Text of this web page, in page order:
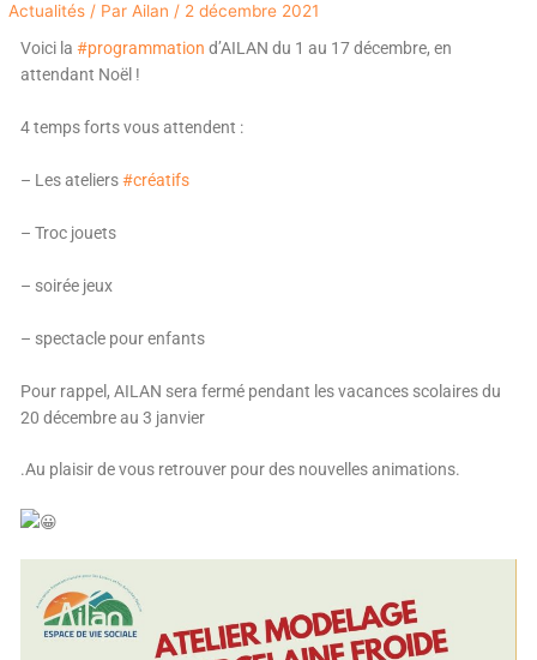
Actualités / ParAilan/ 2 décembre 2021
Voici la#programmation d’AILAN du 1 au 17 décembre, en
attendant Noël !
4 temps forts vous attendent :
– Les ateliers#créatifs
– Troc jouets
– soirée jeux
– spectacle pour enfants
Pour rappel, AILAN sera fermé pendant les vacances scolaires du
20 décembre au 3 janvier
.Au plaisir de vous retrouver pour des nouvelles animations.